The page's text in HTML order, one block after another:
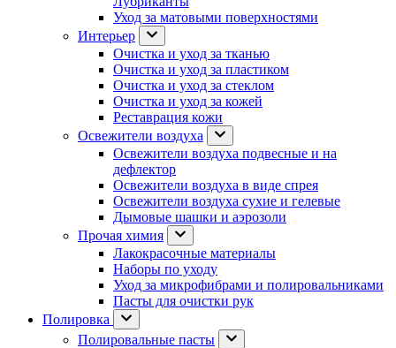
Уход за матовыми поверхностями
Интерьер
Очистка и уход за тканью
Очистка и уход за пластиком
Очистка и уход за стеклом
Очистка и уход за кожей
Реставрация кожи
Освежители воздуха
Освежители воздуха подвесные и на
дефлектор
Освежители воздуха в виде спрея
Освежители воздуха сухие и гелевые
Дымовые шашки и аэрозоли
Прочая химия
Лакокрасочные материалы
Наборы по уходу
Уход за микрофибрами и полировальниками
Пасты для очистки рук
Полировка
Полировальные пасты